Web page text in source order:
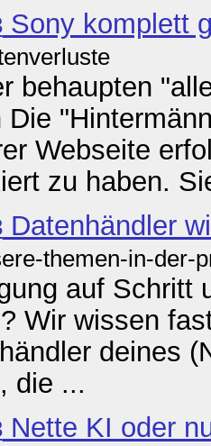
Sony komplett
behaupten
Die
Webseite
zu haben.
Datenhändler
themen-in-der-
auf Schritt
Wir wissen
deines
die ...
Nette KI oder